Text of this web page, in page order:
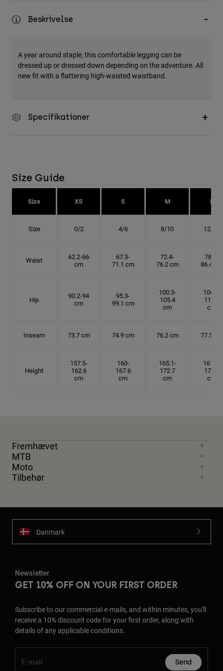
Hats & Caps
Se alle
Beskrivelse
A year around staple, this comfortable legging can be
dressed up or dressed down depending on the adventure. All
new fit with a flattering high-waisted waistband.
Specifikationer
Size Guide
Size XS S M L
Size 0/2 4/6 8/10 12/14
Waist
62.2-66
cm
67.3-
71.1 cm
72.4-
76.2 cm
78.7-
86.4 cm
Hip
90.2-94
cm
95.3-
99.1 cm
100.3-
105.4
cm
106.7-
114.3
cm
Inseam 73.7 cm 74.9 cm 76.2 cm 77.5 cm
Height
157.5-
162.6
cm
160-
167.6
cm
165.1-
172.7
cm
167.6-
175.3
cm
Fremhævet
MTB
Moto
Tilbehør
Danmark
Newsletter
GET 10% OFF ON YOUR FIRST ORDER
Subscribe to our commercial e-mails, and within minutes, you'll
receive a 10% discount code for your first order, along with
details of any applicable conditions.
Send